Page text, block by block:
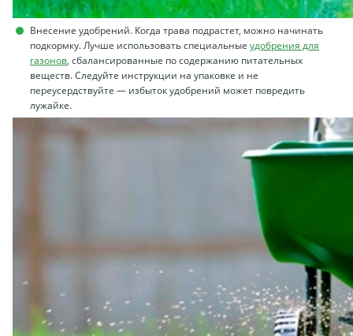
Внесение удобрений. Когда трава подрастет, можно начинать
подкормку. Лучше использовать специальные удобрения для
газонов, сбалансированные по содержанию питательных
веществ. Следуйте инструкции на упаковке и не
переусердствуйте — избыток удобрений может повредить
лужайке.